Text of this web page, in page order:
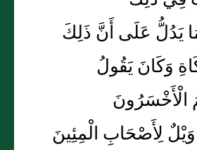
يَدُلُّ عَلَى أَنَّ ذَلِكَ
وَكَانَ يَقُولُ
الْأَخْسَرُونَ
وَيْلٌ لِأَصْحَابِ الْمِئِينَ